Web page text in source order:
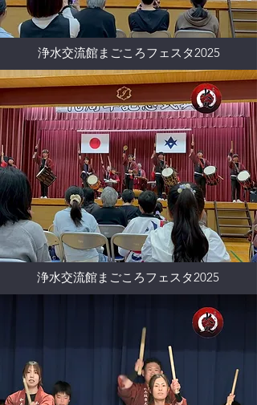
浄水交流館まごころフェスタ2025
浄水交流館まごころフェスタ2025